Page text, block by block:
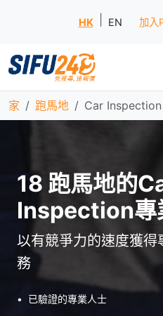
HK EN 加入
家 跑馬地 Car Inspection
18 跑馬地的
Inspection專
以有競爭力的速度獲
務
• 已驗證的專業人士